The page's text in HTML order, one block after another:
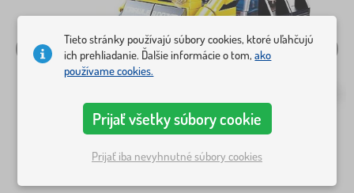
Tieto stránky používajú súbory cookies, ktoré uľahčujú
ich prehliadanie. Ďalšie informácie o tom,ako
používame cookies.
Prijať všetky súbory cookie
Prijať iba nevyhnutné súbory cookies